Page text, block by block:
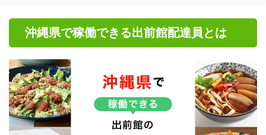
沖縄県で稼働できる出前館配達員とは